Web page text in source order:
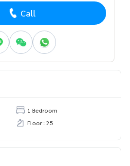
Call
1 Bedroom
Floor : 25